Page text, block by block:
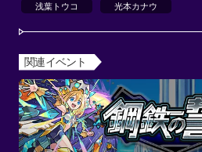
浅葉トウコ 光本カナウ
関連イベント